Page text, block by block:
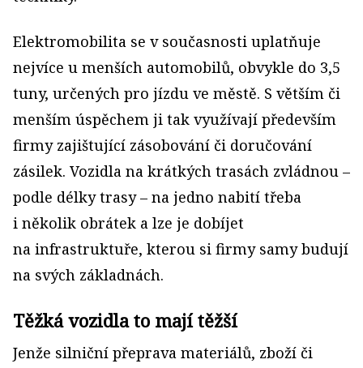
Elektromobilita se v současnosti uplatňuje
nejvíce u menších automobilů, obvykle do 3,5
tuny, určených pro jízdu ve městě. S větším či
menším úspěchem ji tak využívají především
firmy zajištující zásobování či doručování
zásilek. Vozidla na krátkých trasách zvládnou –
podle délky trasy – na jedno nabití třeba
i několik obrátek a lze je dobíjet
na infrastruktuře, kterou si firmy samy budují
na svých základnách.
Těžká vozidla to mají těžší
Jenže silniční přeprava materiálů, zboží či